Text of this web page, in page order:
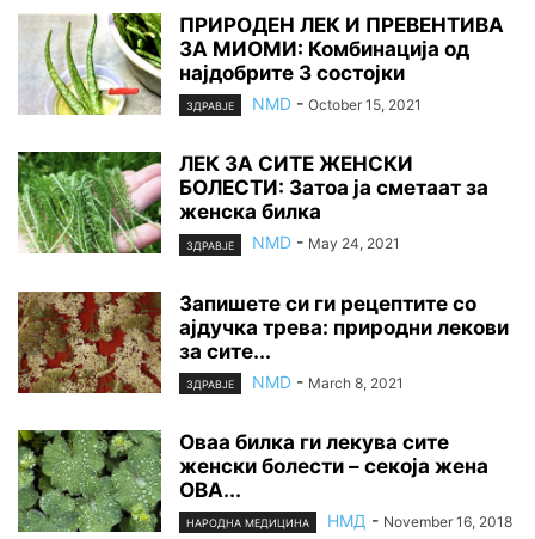
ПРИРОДЕН ЛЕК И ПРЕВЕНТИВА
ЗА МИОМИ: Комбинација од
најдобрите 3 состојки
ЗДРАВЈЕ NMD - October 15, 2021
ЛЕК ЗА СИТЕ ЖЕНСКИ
БОЛЕСТИ: Затоа ја сметаат за
женска билка
ЗДРАВЈЕ NMD - May 24, 2021
Запишете си ги рецептите со
ајдучка трева: природни лекови
за сите...
ЗДРАВЈЕ NMD - March 8, 2021
Оваа билка ги лекува сите
женски болести – секоја жена
ОВА...
НАРОДНА МЕДИЦИНА НМД - November 16, 2018